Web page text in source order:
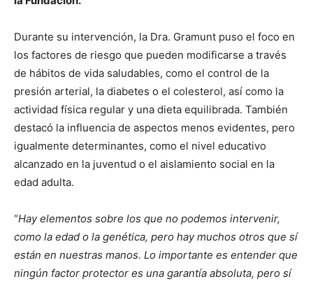
Durante su intervención, la Dra. Gramunt puso el foco en
los factores de riesgo que pueden modificarse a través
de hábitos de vida saludables, como el control de la
presión arterial, la diabetes o el colesterol, así como la
actividad física regular y una dieta equilibrada. También
destacó la influencia de aspectos menos evidentes, pero
igualmente determinantes, como el nivel educativo
alcanzado en la juventud o el aislamiento social en la
edad adulta.
“Hay elementos sobre los que no podemos intervenir,
como la edad o la genética, pero hay muchos otros que sí
están en nuestras manos. Lo importante es entender que
ningún factor protector es una garantía absoluta, pero sí